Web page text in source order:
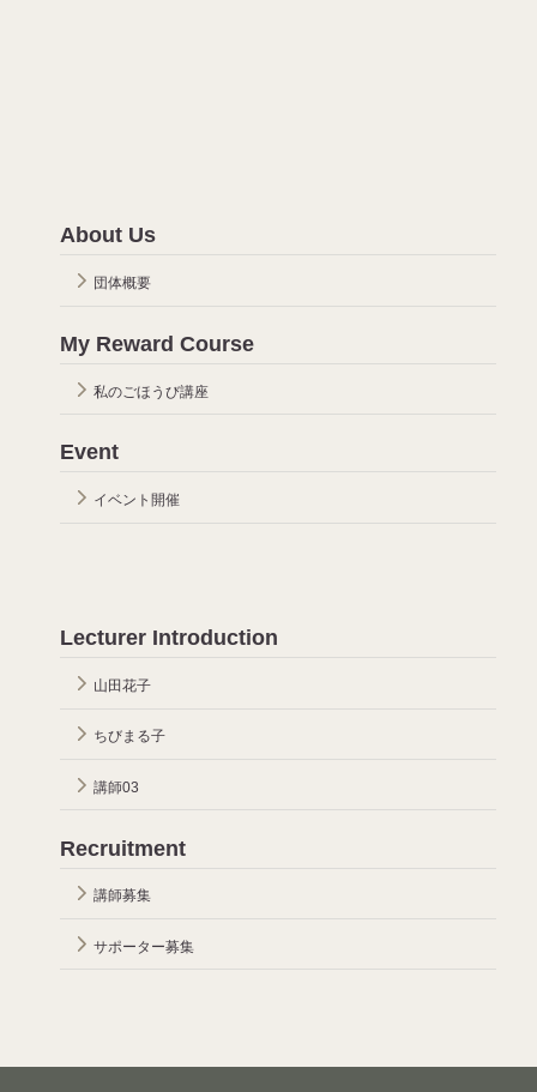
About Us
団体概要
My Reward Course
私のごほうび講座
Event
イベント開催
Lecturer Introduction
山田花子
ちびまる子
講師03
Recruitment
講師募集
サポーター募集